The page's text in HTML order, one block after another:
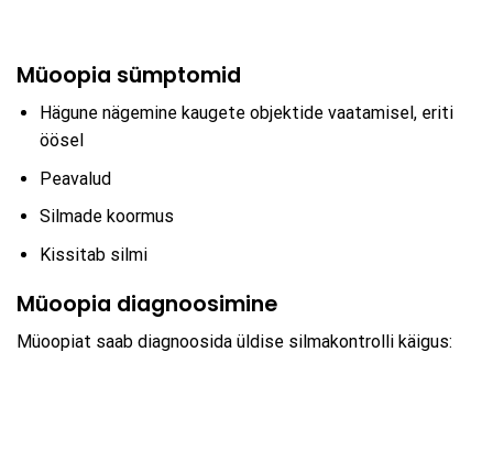
Müoopia sümptomid
Hägune nägemine kaugete objektide vaatamisel, eriti
öösel
Peavalud
Silmade koormus
Kissitab silmi
Müoopia diagnoosimine
Müoopiat saab diagnoosida üldise silmakontrolli käigus: